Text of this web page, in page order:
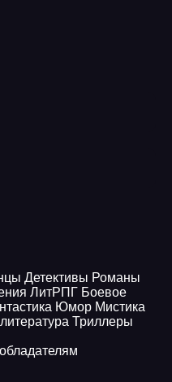
Детективы Романы
ЛитРПГ Боевое
Юмор Мистика
Триллеры